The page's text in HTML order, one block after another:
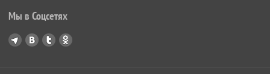
Мы в Соцсетях